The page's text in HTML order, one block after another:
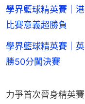
學界籃球精英賽｜
比賽意義超勝負
學界籃球精英賽｜
勝50分闖決賽
力爭首次晉身精英